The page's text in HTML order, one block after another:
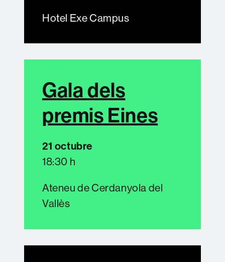
Hotel Exe Campus
Gala dels
premis Eines
21 octubre
18:30 h
Ateneu de Cerdanyola del
Vallès